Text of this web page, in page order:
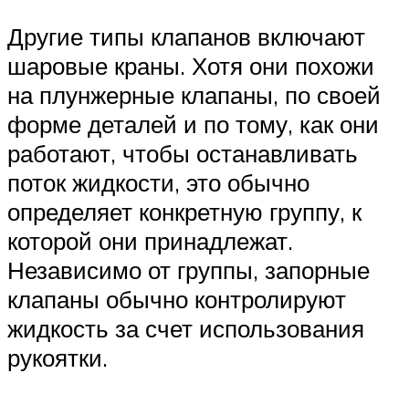
Другие типы клапанов включают
шаровые краны. Хотя они похожи
на плунжерные клапаны, по своей
форме деталей и по тому, как они
работают, чтобы останавливать
поток жидкости, это обычно
определяет конкретную группу, к
которой они принадлежат.
Независимо от группы, запорные
клапаны обычно контролируют
жидкость за счет использования
рукоятки.